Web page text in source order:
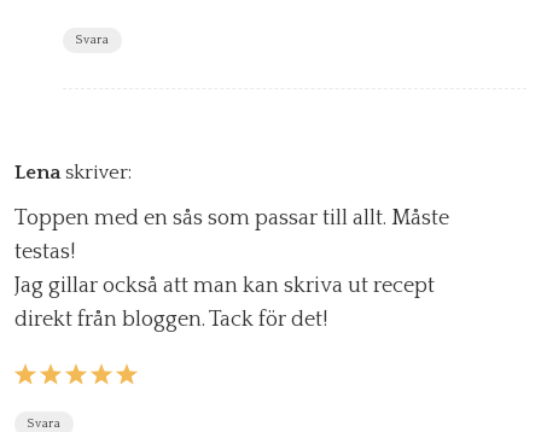
Svara
Lena skriver:
Toppen med en sås som passar till allt. Måste
testas!
Jag gillar också att man kan skriva ut recept
direkt från bloggen. Tack för det!
Svara